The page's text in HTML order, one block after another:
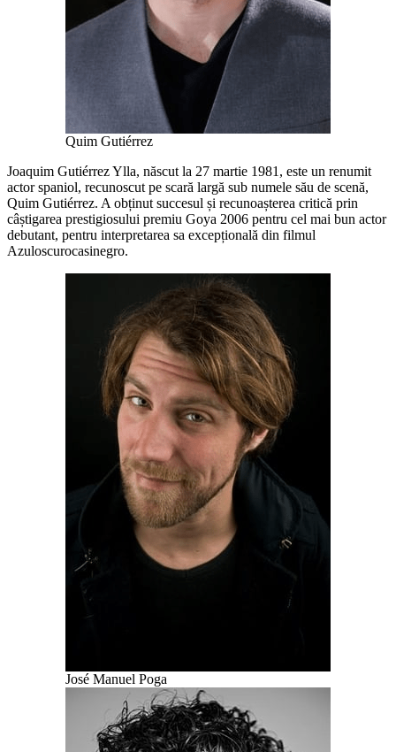
Quim Gutiérrez
Joaquim Gutiérrez Ylla, născut la 27 martie 1981, este un renumit
actor spaniol, recunoscut pe scară largă sub numele său de scenă,
Quim Gutiérrez. A obținut succesul și recunoașterea critică prin
câștigarea prestigiosului premiu Goya 2006 pentru cel mai bun actor
debutant, pentru interpretarea sa excepțională din filmul
Azuloscurocasinegro.
José Manuel Poga